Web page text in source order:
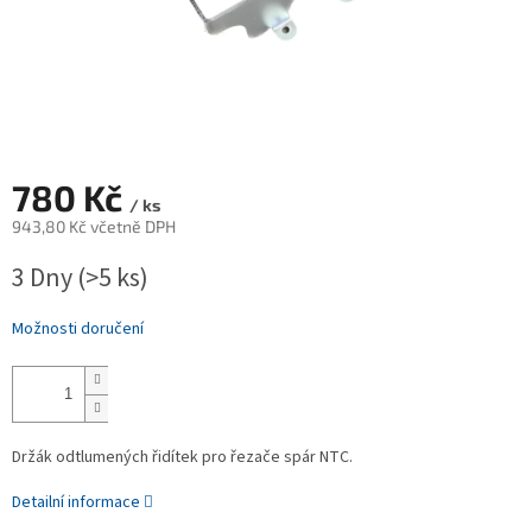
780 Kč / ks
943,80 Kč včetně DPH
cena:
3 Dny(>5 ks)
Možnosti doručení
Držák odtlumených řidítek pro řezače spár NTC.
Detailní informace